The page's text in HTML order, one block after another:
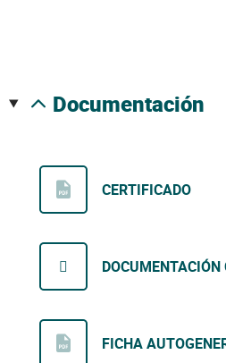
documentación
CERTIFICADO
FICHA